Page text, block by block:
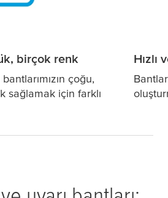
birçok renk
çoğu,
sağlamak için farklı
Hızlı